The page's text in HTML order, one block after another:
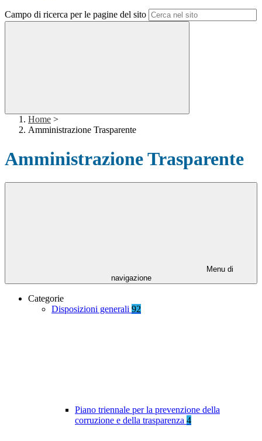
Campo di ricerca per le pagine del sito
Home >
Amministrazione Trasparente
Amministrazione Trasparente
Menu di
navigazione
Categorie
Disposizioni generali 92
Piano triennale per la prevenzione della
corruzione e della trasparenza 4